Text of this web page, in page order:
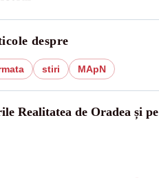
despre
stiri MApN
Realitatea de Oradea și pe